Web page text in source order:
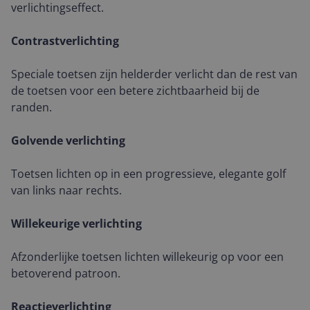
verlichtingseffect.
Contrastverlichting
Speciale toetsen zijn helderder verlicht dan de rest van
de toetsen voor een betere zichtbaarheid bij de
randen.
Golvende verlichting
Toetsen lichten op in een progressieve, elegante golf
van links naar rechts.
Willekeurige verlichting
Afzonderlijke toetsen lichten willekeurig op voor een
betoverend patroon.
Reactieverlichting